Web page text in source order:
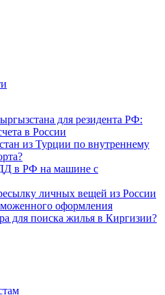
для резидента РФ:
в России
из Турции по внутреннему
в РФ на машине с
личных вещей из России
оформления
для поиска жилья в Киргизии?